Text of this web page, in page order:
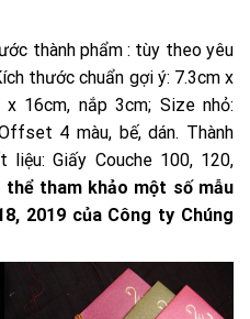
thành phẩm : tùy theo yêu
thước chuẩn gợi ý: 7.3cm x
16cm, nắp 3cm; Size nhỏ:
4 màu, bế, dán. Thành
Giấy Couche 100, 120,
thể tham khảo một số mẫu
2019 của Công ty Chúng